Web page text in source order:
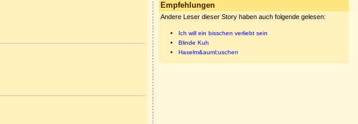
Empfehlungen
Andere Leser dieser Story haben auch folgende gelesen:
Ich will ein bisschen verliebt sein
Blinde Kuh
Haselm&auml;uschen